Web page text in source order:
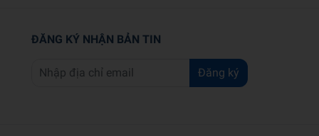
ĐĂNG KÝ NHẬN BẢN TIN
Đăng ký